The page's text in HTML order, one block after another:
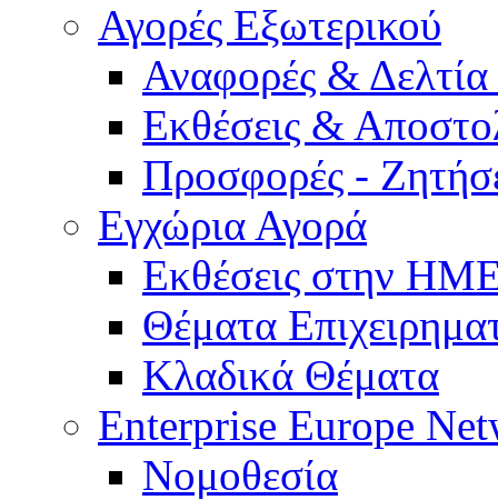
Αγορές Εξωτερικού
Αναφορές &
Εκθέσεις &
Προσφορές -
Εγχώρια Αγορά
Εκθέσεις στην
Θέματα
Κλαδικά Θέματα
Enterprise Europe
Νομοθεσία